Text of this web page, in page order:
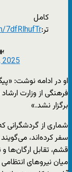
کامل
تر:7dfRlhufTr
2025
او در ادامه نوشت:
فرهنگی از وزارت
برگزار نشد.»
شماری از گردشگرانی
سفر کرده‌اند،
قشم، تقابل ارگان‌ها
میان نیروهای